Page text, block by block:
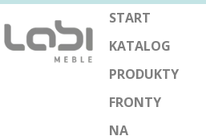
START
KATALOG
PRODUKTY
FRONTY
NA